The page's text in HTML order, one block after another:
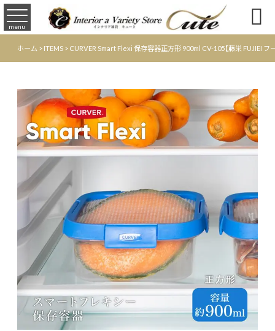
menu 
ホーム >ITEMS >CURVER Smart Flexi 保存容器正方形 900ml CV-105【藤栄 FUJIEI